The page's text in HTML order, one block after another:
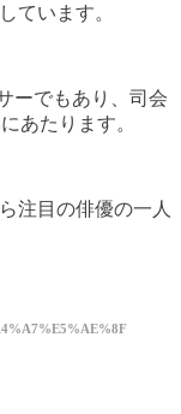
ています。
ーでもあり、司会
あたります。
注目の俳優の一人